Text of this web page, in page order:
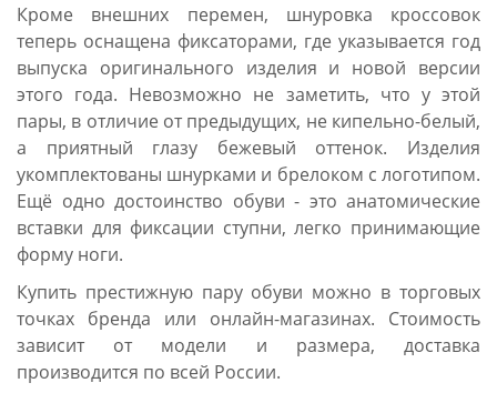
Кроме внешних перемен, шнуровка кроссовок
теперь оснащена фиксаторами, где указывается год
выпуска оригинального изделия и новой версии
этого года. Невозможно не заметить, что у этой
пары, в отличие от предыдущих, не кипельно-белый,
а приятный глазу бежевый оттенок. Изделия
укомплектованы шнурками и брелоком с логотипом.
Ещё одно достоинство обуви - это анатомические
вставки для фиксации ступни, легко принимающие
форму ноги.
Купить престижную пару обуви можно в торговых
точках бренда или онлайн-магазинах. Стоимость
зависит от модели и размера, доставка
производится по всей России.